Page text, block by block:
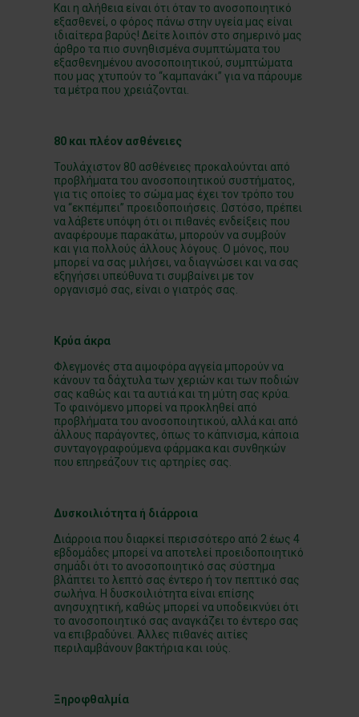
Και η αλήθεια είναι ότι όταν το ανοσοποιητικό
εξασθενεί, ο φόρος πάνω στην υγεία μας είναι
ιδιαίτερα βαρύς! Δείτε λοιπόν στο σημερινό μας
άρθρο τα πιο συνηθισμένα συμπτώματα του
εξασθενημένου ανοσοποιητικού, συμπτώματα
που μας χτυπούν το “καμπανάκι” για να πάρουμε
τα μέτρα που χρειάζονται.
80 και πλέον ασθένειες
Τουλάχιστον 80 ασθένειες προκαλούνται από
προβλήματα του ανοσοποιητικού συστήματος,
για τις οποίες το σώμα μας έχει τον τρόπο του
να “εκπέμπει” προειδοποιήσεις. Ωστόσο, πρέπει
να λάβετε υπόψη ότι οι πιθανές ενδείξεις που
αναφέρουμε παρακάτω, μπορούν να συμβούν
και για πολλούς άλλους λόγους. Ο μόνος, που
μπορεί να σας μιλήσει, να διαγνώσει και να σας
εξηγήσει υπεύθυνα τι συμβαίνει με τον
οργανισμό σας, είναι ο γιατρός σας.
Κρύα άκρα
Φλεγμονές στα αιμοφόρα αγγεία μπορούν να
κάνουν τα δάχτυλα των χεριών και των ποδιών
σας καθώς και τα αυτιά και τη μύτη σας κρύα.
Το φαινόμενο μπορεί να προκληθεί από
προβλήματα του ανοσοποιητικού, αλλά και από
άλλους παράγοντες, όπως το κάπνισμα, κάποια
συνταγογραφούμενα φάρμακα και συνθηκών
που επηρεάζουν τις αρτηρίες σας.
Δυσκοιλιότητα ή διάρροια
Διάρροια που διαρκεί περισσότερο από 2 έως 4
εβδομάδες μπορεί να αποτελεί προειδοποιητικό
σημάδι ότι το ανοσοποιητικό σας σύστημα
βλάπτει το λεπτό σας έντερο ή τον πεπτικό σας
σωλήνα. Η δυσκοιλιότητα είναι επίσης
ανησυχητική, καθώς μπορεί να υποδεικνύει ότι
το ανοσοποιητικό σας αναγκάζει το έντερο σας
να επιβραδύνει. Άλλες πιθανές αιτίες
περιλαμβάνουν βακτήρια και ιούς.
Ξηροφθαλμία